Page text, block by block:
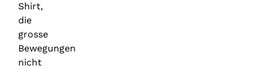
Shirt,
die
grosse
Bewegungen
nicht